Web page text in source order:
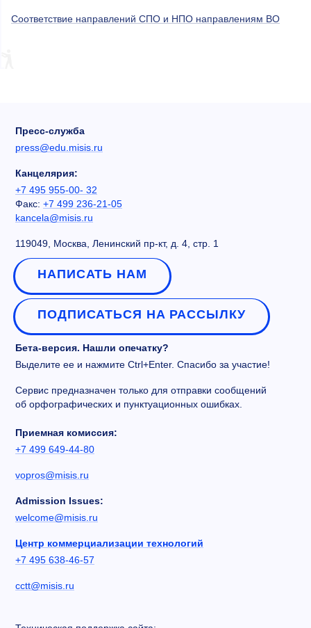
Соответствие направлений СПО и НПО направлениям ВО
Пресс-служба
press@edu.misis.ru
Канцелярия:
+7 495 955-00- 32
Факс: +7 499 236-21-05
kancela@misis.ru
119049, Москва, Ленинский пр-кт, д. 4, стр. 1
НАПИСАТЬ НАМ
ПОДПИСАТЬСЯ НА РАССЫЛКУ
Бета-версия. Нашли опечатку?
Выделите ее и нажмите Ctrl+Enter. Спасибо за участие!
Сервис предназначен только для отправки сообщений
об орфографических и пунктуационных ошибках.
Приемная комиссия:
+7 499 649-44-80
vopros@misis.ru
Admission Issues:
welcome@misis.ru
Центр коммерциализации технологий
+7 495 638-46-57
cctt@misis.ru